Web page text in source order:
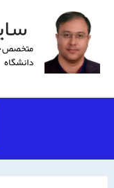
متخصص
دانشگاه